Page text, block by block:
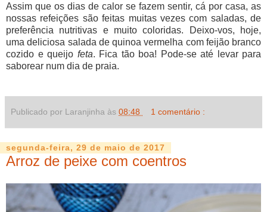
Assim que os dias de calor se fazem sentir, cá por casa, as
nossas refeições são feitas muitas vezes com saladas, de
preferência nutritivas e muito coloridas. Deixo-vos, hoje,
uma deliciosa salada de quinoa vermelha com feijão branco
cozido e queijo feta. Fica tão boa! Pode-se até levar para
saborear num dia de praia.
Publicado por Laranjinha às 08:48 1 comentário :
segunda-feira, 29 de maio de 2017
Arroz de peixe com coentros